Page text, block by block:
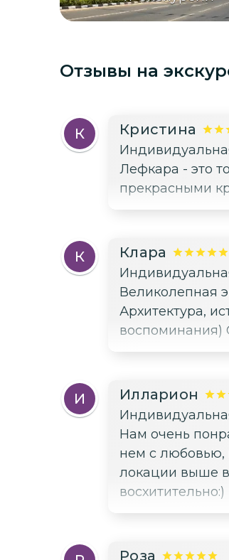
Отзывы на
К Кристина
Лефкара - это
прекрасными
К Клара
Великолепная
Архитектура,
воспоминания)
И Илларион
Нам очень
нем с любовью,
локации выше
восхитительно:)
Роза